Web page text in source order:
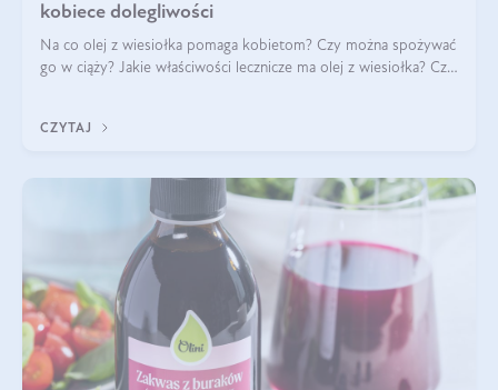
kobiece dolegliwości
Na co olej z wiesiołka pomaga kobietom? Czy można spożywać
go w ciąży? Jakie właściwości lecznicze ma olej z wiesiołka? Czy
CZYTAJ